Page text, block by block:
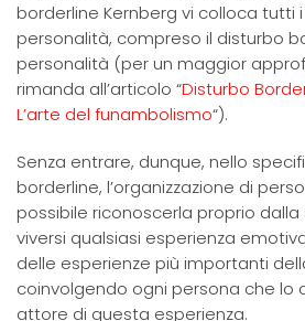
borderline Kernberg vi colloca tutti
personalità, compreso il disturbo
personalità (per un maggior
rimanda all’articolo “Disturbo
L’arte del funambolismo“).
Senza entrare, dunque, nello
borderline, l’organizzazione di
possibile riconoscerla proprio
viversi qualsiasi esperienza
delle esperienze più importanti
coinvolgendo ogni persona che lo
attore di questa esperienza.